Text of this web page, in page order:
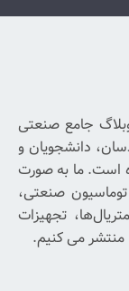
اجتماعی
برای
با
خبر
شدن
از
آخرین